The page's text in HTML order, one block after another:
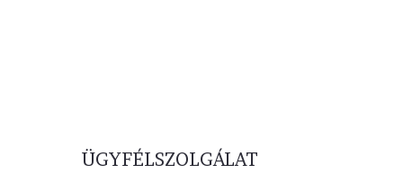
ÜGYFÉLSZOLGÁLAT